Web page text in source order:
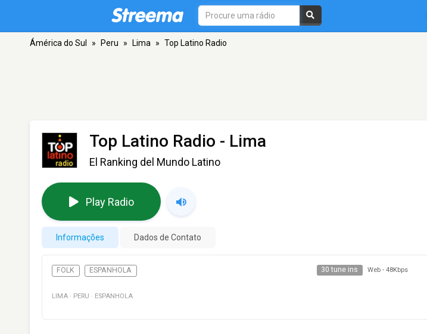
Ámérica do Sul » Peru » Lima » Top Latino Radio
Top Latino Radio - Lima
El Ranking del Mundo Latino
Play Radio
Informações Dados de Contato
FOLK ESPANHOLA 30 tune ins Web - 48Kbps
LIMA · PERU · ESPANHOLA